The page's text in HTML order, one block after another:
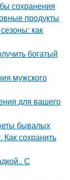
сохранения
продукты
как
богатый
мужского
для вашего
бывалых
сохранить
С